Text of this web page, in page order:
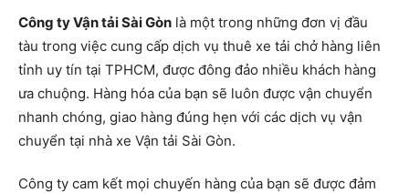
Công ty Vận tải Sài Gòn là một trong những đơn vị đầu
tàu trong việc cung cấp dịch vụ thuê xe tải chở hàng liên
tỉnh uy tín tại TPHCM, được đông đảo nhiều khách hàng
ưa chuộng. Hàng hóa của bạn sẽ luôn được vận chuyển
nhanh chóng, giao hàng đúng hẹn với các dịch vụ vận
chuyển tại nhà xe Vận tải Sài Gòn.
Công ty cam kết mọi chuyến hàng của bạn sẽ được đảm